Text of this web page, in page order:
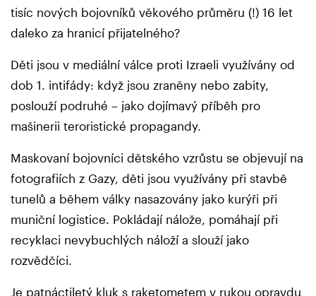
tisíc nových bojovníků věkového průměru (!) 16 let
daleko za hranicí přijatelného?
Děti jsou v mediální válce proti Izraeli využívány od
dob 1. intifády: když jsou zraněny nebo zabity,
poslouží podruhé – jako dojímavý příběh pro
mašinerii teroristické propagandy.
Maskovaní bojovníci dětského vzrůstu se objevují na
fotografiích z Gazy, děti jsou využívány při stavbě
tunelů a během války nasazovány jako kurýři při
muniční logistice. Pokládají nálože, pomáhají při
recyklaci nevybuchlých náloží a slouží jako
rozvědčíci.
Je patnáctiletý kluk s raketometem v rukou opravdu